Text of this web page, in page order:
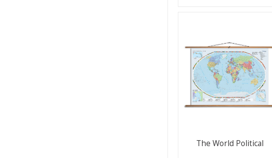
The World Political